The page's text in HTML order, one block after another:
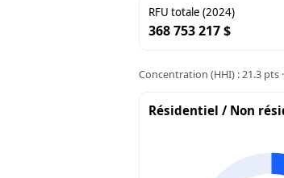
RFU totale (2024)
368 753 217 $
Concentration (HHI) : 21.3 pts
Résidentiel / Non